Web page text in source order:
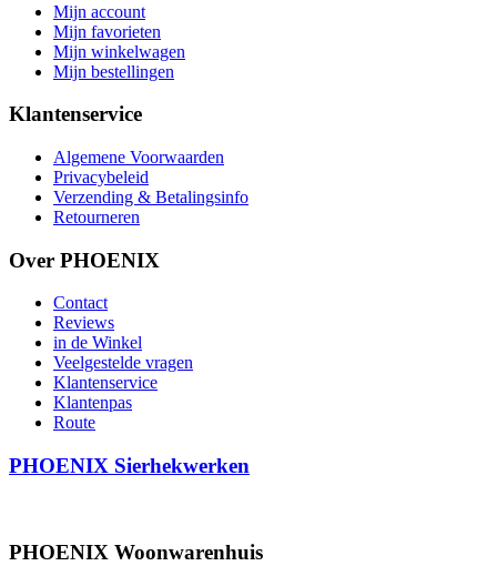
Mijn account
Mijn favorieten
Mijn winkelwagen
Mijn bestellingen
Klantenservice
Algemene Voorwaarden
Privacybeleid
Verzending & Betalingsinfo
Retourneren
Over PHOENIX
Contact
Reviews
in de Winkel
Veelgestelde vragen
Klantenservice
Klantenpas
Route
PHOENIX Sierhekwerken
PHOENIX Woonwarenhuis